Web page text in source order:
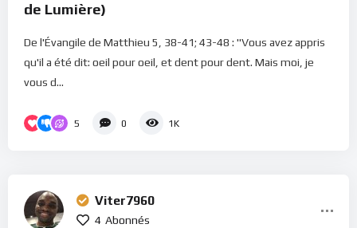
de Lumière)
De l'Évangile de Matthieu 5, 38-41; 43-48 : "Vous avez appris
qu'il a été dit: oeil pour oeil, et dent pour dent. Mais moi, je
vous d...
5 0 1K
Viter7960
4 Abonnés